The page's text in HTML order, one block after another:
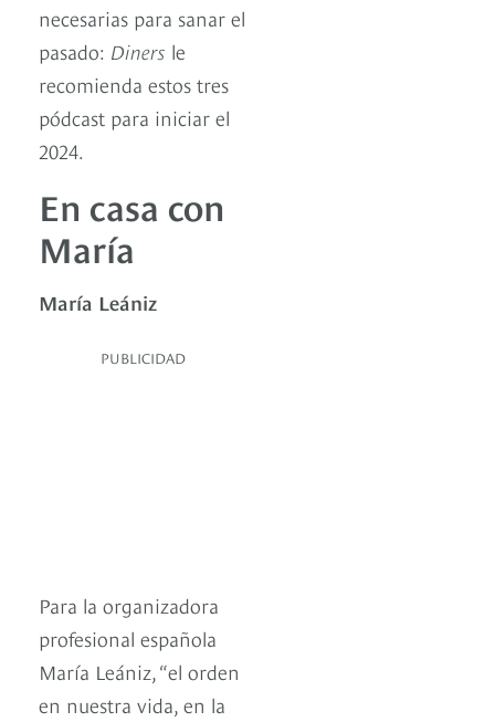
necesarias para sanar el
pasado: Diners le
recomienda estos tres
pódcast para iniciar el
2024.
En casa con
María
María Leániz
PUBLICIDAD
Para la organizadora
profesional española
María Leániz, “el orden
en nuestra vida, en la